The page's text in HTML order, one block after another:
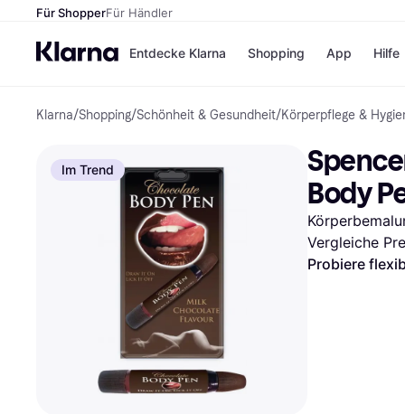
Für ShopperFür Händler
Entdecke Klarna
Zahlungsmethoden
Sofort bezahlen
Bezahle in 3
Teilzahlungen
Bezahle in bis zu 30
Ratenzahlung
Shopping
Shops
eBay
Temu
SHEIN
App Hilfe
Klarna/Shopping/Schönheit & Gesundheit/Körperpflege &
Im Trend
Body
Vergleiche
Probiere